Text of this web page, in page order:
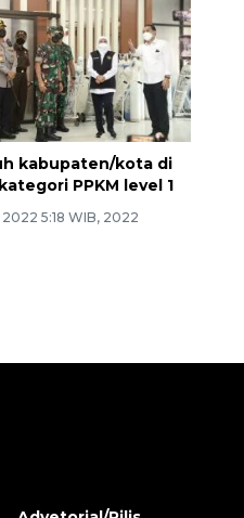
kabupaten/kota di
PPKM level 1
2022 5:18 WIB, 2022